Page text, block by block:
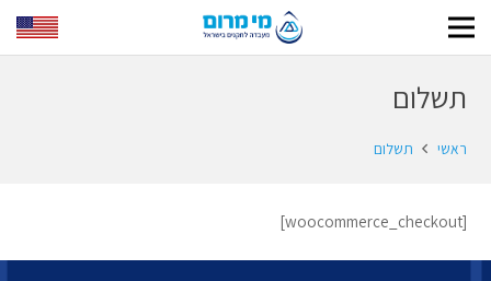
תשלום
ראשי תשלום
[woocommerce_checkout]